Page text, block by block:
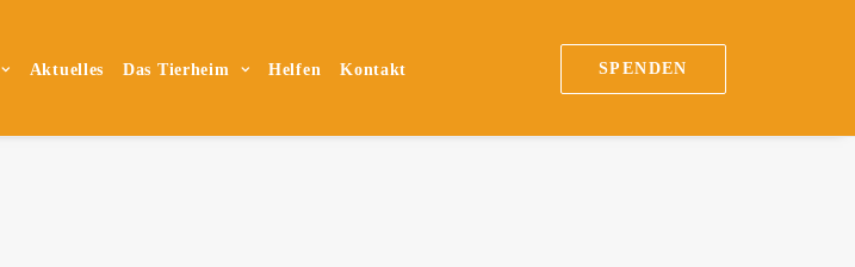
Aktuelles Das Tierheim Helfen Kontakt SPENDEN